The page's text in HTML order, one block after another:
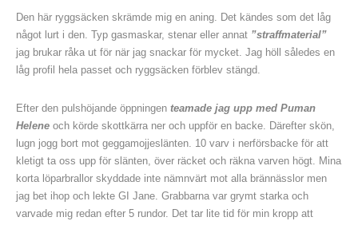
Den här ryggsäcken skrämde mig en aning. Det kändes som det låg
något lurt i den. Typ gasmaskar, stenar eller annat ”straffmaterial”
jag brukar råka ut för när jag snackar för mycket. Jag höll således en
låg profil hela passet och ryggsäcken förblev stängd.
Efter den pulshöjande öppningen teamade jag upp med Puman
Heleneoch körde skottkärra ner och uppför en backe. Därefter skön,
lugn jogg bort mot geggamojjeslänten. 10 varv i nerförsbacke för att
kletigt ta oss upp för slänten, över räcket och räkna varven högt. Mina
korta löparbrallor skyddade inte nämnvärt mot alla brännässlor men
jag bet ihop och lekte GI Jane. Grabbarna var grymt starka och
varvade mig redan efter 5 rundor. Det tar lite tid för min kropp att